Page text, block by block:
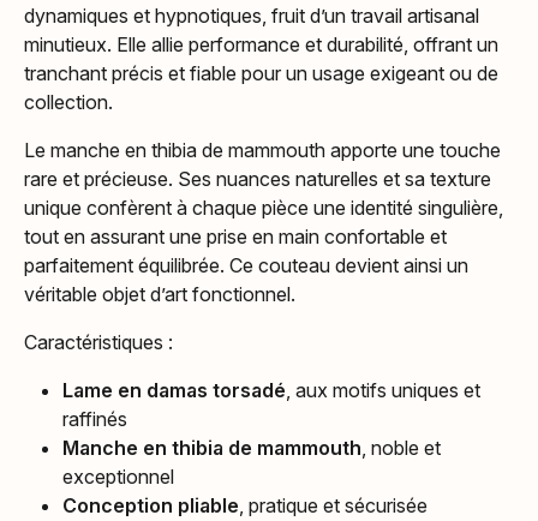
dynamiques et hypnotiques, fruit d’un travail artisanal
minutieux. Elle allie performance et durabilité, offrant un
tranchant précis et fiable pour un usage exigeant ou de
collection.
Le manche en thibia de mammouth apporte une touche
rare et précieuse. Ses nuances naturelles et sa texture
unique confèrent à chaque pièce une identité singulière,
tout en assurant une prise en main confortable et
parfaitement équilibrée. Ce couteau devient ainsi un
véritable objet d’art fonctionnel.
Caractéristiques :
Lame en damas torsadé, aux motifs uniques et
raffinés
Manche en thibia de mammouth, noble et
exceptionnel
Conception pliable, pratique et sécurisée